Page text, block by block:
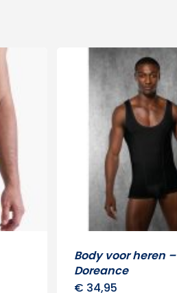
Body voor heren –
Doreance
€ 34,95